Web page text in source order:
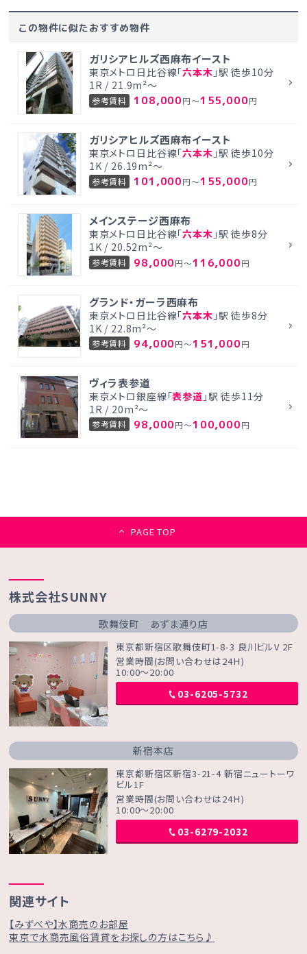
この物件に似たおすすめ物件
ガリシアヒルズ西麻布イースト
東京メトロ日比谷線「六本木 」駅 徒歩10分
1R / 21.9m²～
参考賃料 108,000円～155,000円
ガリシアヒルズ西麻布イースト
東京メトロ日比谷線「六本木 」駅 徒歩10分
1K / 26.19m²～
参考賃料 101,000円～155,000円
メインステージ西麻布
東京メトロ日比谷線「六本木 」駅 徒歩8分
1K / 20.52m²～
参考賃料 98,000円～116,000円
グランド・ガーラ西麻布
東京メトロ日比谷線「六本木 」駅 徒歩8分
1K / 22.8m²～
参考賃料 94,000円～151,000円
ヴィラ表参道
東京メトロ銀座線「表参道 」駅 徒歩11分
1R / 20m²～
参考賃料 98,000円～100,000円
PAGE TOP
株式会社SUNNY
歌舞伎町 あずま通り店
東京都新宿区歌舞伎町1-8-3 良川ビルV 2F
営業時間(お問い合わせは24Ｈ)
10:00～20:00
03-6205-5732
新宿本店
東京都新宿区新宿3-21-4 新宿ニュートーワ
ビル1F
営業時間(お問い合わせは24Ｈ)
10:00～20:00
03-6279-2032
関連サイト
【みずべや】水商売のお部屋
東京で水商売風俗賃貸をお探しの方はこちら♪